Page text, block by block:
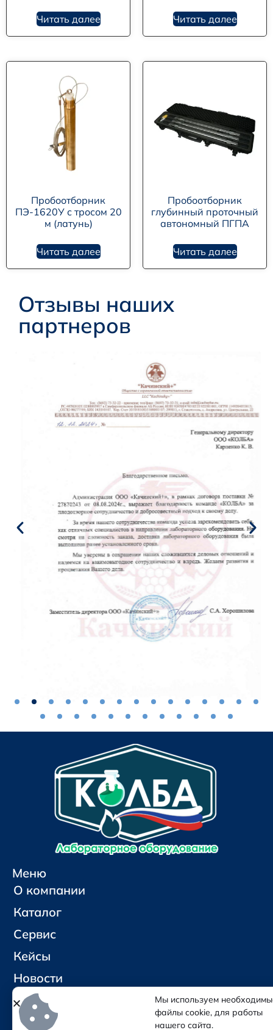
Читать далее Читать далее
Пробоотборник
ПЭ-1620У с тросом 20
м (латунь)
Читать далее
Пробоотборник
глубинный проточный
автономный ПГПА
Читать далее
Отзывы наших
партнеров
Меню
О компании
Каталог
Сервис
Кейсы
Новости
Контакты
Мы используем
файлы cookie, для работы
нашего сайта.